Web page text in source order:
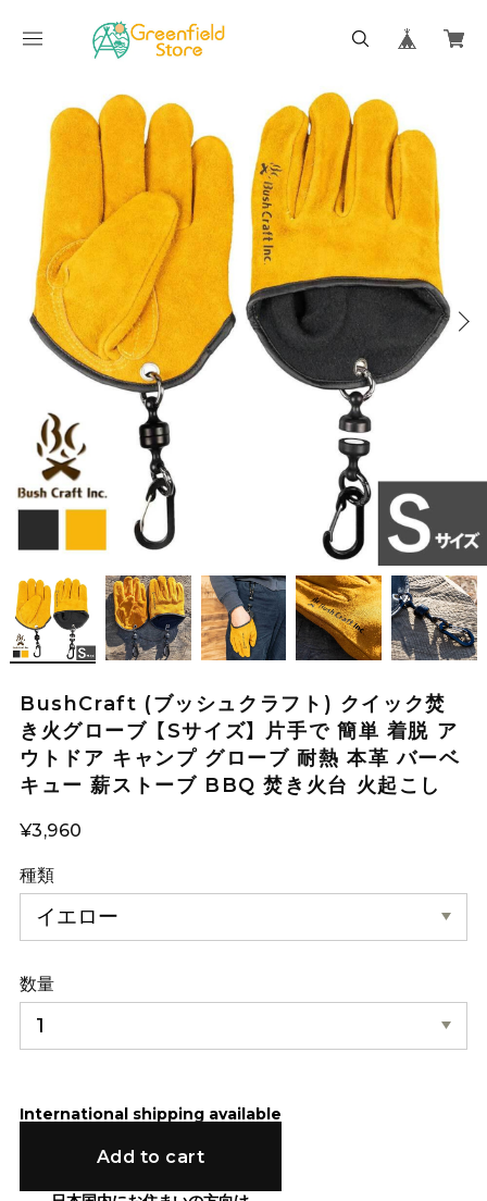
BushCraft (ブッシュクラフト) クイック焚
き火グローブ 【Sサイズ】 片手で 簡単 着脱 ア
ウトドア キャンプ グローブ 耐熱 本革 バーベ
キュー 薪ストーブ BBQ 焚き火台 火起こし
¥3,960
種類
数量
International shipping available
Add to cart